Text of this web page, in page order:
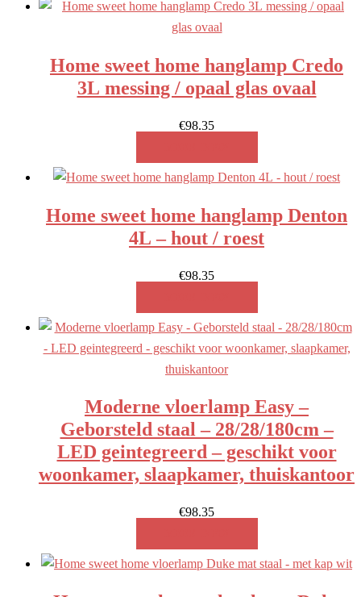
Home sweet home hanglamp Credo
3L messing / opaal glas ovaal
€98.35
Home sweet home hanglamp Denton
4L – hout / roest
€98.35
Moderne vloerlamp Easy –
Geborsteld staal – 28/28/180cm –
LED geintegreerd – geschikt voor
woonkamer, slaapkamer, thuiskantoor
€98.35